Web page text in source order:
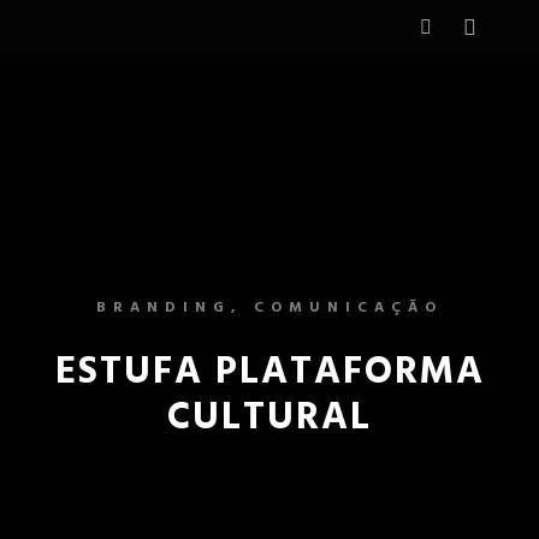
BRANDING, COMUNICAÇÃO
ESTUFA PLATAFORMA
CULTURAL